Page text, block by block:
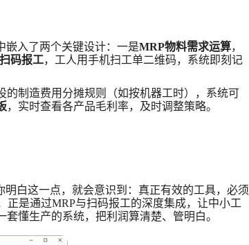
嵌入了两个关键设计：一是MRP物料需求运算，
扫码报工，工人用手机扫工单二维码，系统即刻记
制造费用分摊规则（如按机器工时），系统可
，实时查看各产品毛利率，及时调整策略。
明白这一点，就会意识到：真正有效的工具，必须
正是通过MRP与扫码报工的深度集成，让中小工
懂生产的系统，把利润算清楚、管明白。